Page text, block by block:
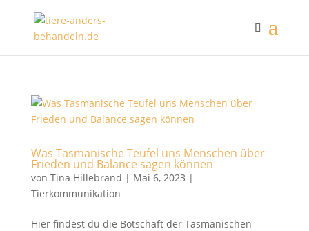
Was Tasmanische Teufel uns Menschen über
Frieden und Balance sagen können
von Tina Hillebrand | Mai 6, 2023 |
Tierkommunikation
Hier findest du die Botschaft der Tasmanischen